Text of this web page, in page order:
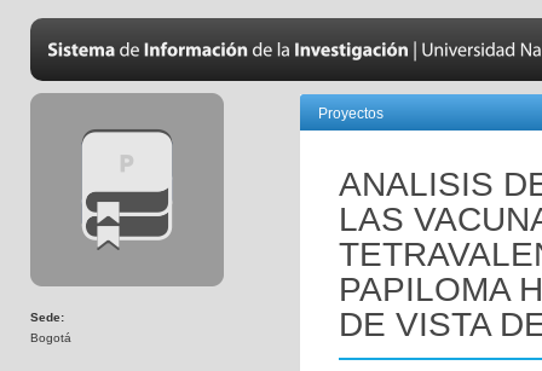
Sede:
Bogotá
Proyectos
ANALISIS
LAS
PAPILOMA
DE VISTA